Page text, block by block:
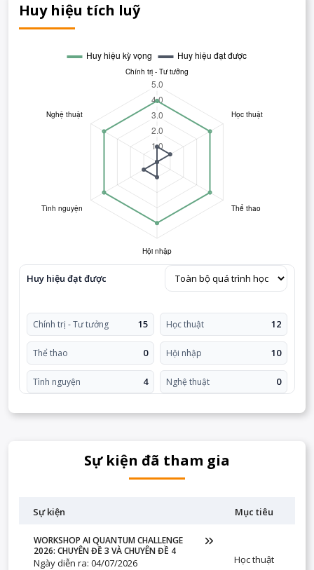
Huy hiệu tích luỹ
Huy hiệu đạt được
Chính trị - Tư tưởng 15 Học thuật 12
Thể thao 0 Hội nhập 10
Tình nguyện 4 Nghệ thuật 0
Sự kiện đã tham gia
Sự kiện Mục tiêu
WORKSHOP AI QUANTUM CHALLENGE
2026: CHUYÊN ĐỀ 3 VÀ CHUYÊN ĐỀ 4
Ngày diễn ra: 04/07/2026
Học thuật